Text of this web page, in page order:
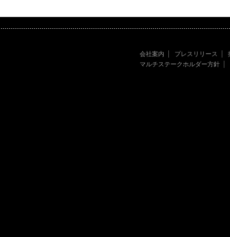
会社案内 プレスリリース
マルチステークホルダー方針